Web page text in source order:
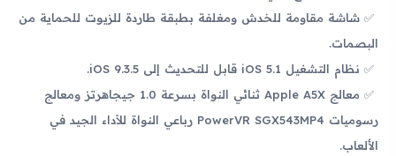
شاشة مقاومة للخدش ومغلفة بطبقة طاردة للزيوت للحماية من
البصمات.
نظام التشغيل iOS 5.1 قابل للتحديث إلى iOS 9.3.5.
معالج Apple A5X ثنائي النواة بسرعة 1.0 جيجاهرتز ومعالج
رسوميات PowerVR SGX543MP4 رباعي النواة للأداء الجيد في
الألعاب.